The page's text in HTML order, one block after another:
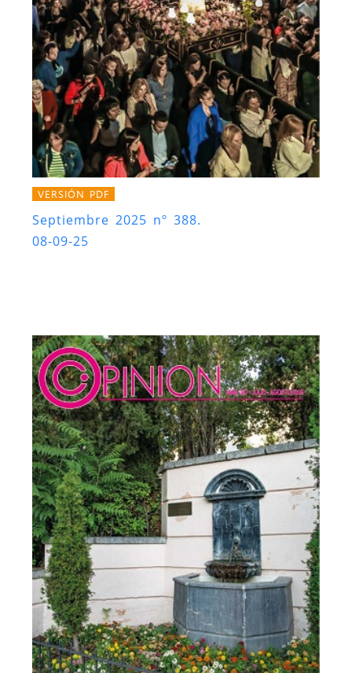
VERSIÓN PDF
Septiembre 2025 nº 388.
08-09-25